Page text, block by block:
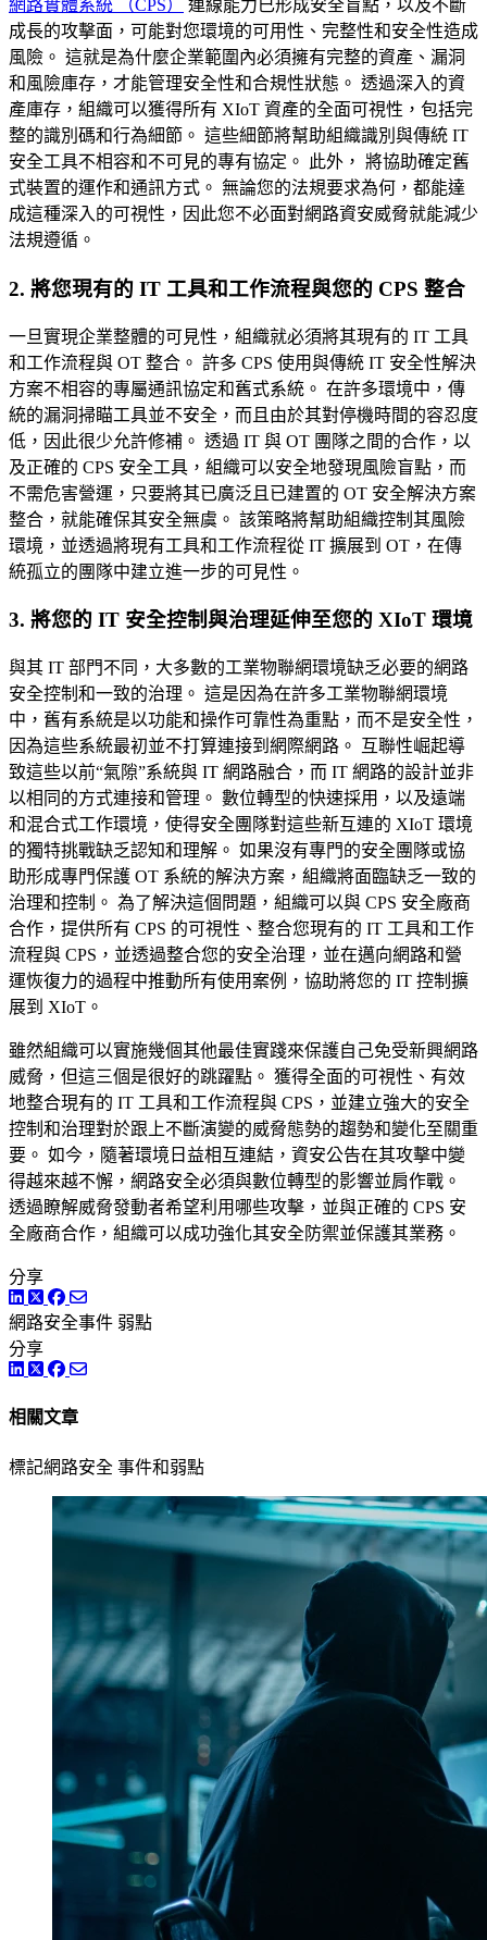
網路實體系統 （CPS）
連線能力已形成安全盲點，以及不斷
成長的攻擊面，可能對您環境的可用性、完整性和安全性造成
風險。 這就是為什麼企業範圍內必須擁有完整的資產、漏洞
和風險庫存，才能管理安全性和合規性狀態。 透過深入的資
產庫存，組織可以獲得所有 XIoT 資產的全面可視性，包括完
整的識別碼和行為細節。 這些細節將幫助組織識別與傳統 IT
安全工具不相容和不可見的專有協定。 此外， 將協助確定舊
式裝置的運作和通訊方式。 無論您的法規要求為何，都能達
成這種深入的可視性，因此您不必面對網路資安威脅就能減少
法規遵循。
2. 將您現有的 IT 工具和工作流程與您的 CPS 整合
一旦實現企業整體的可見性，組織就必須將其現有的 IT 工具
和工作流程與 OT 整合。 許多 CPS 使用與傳統 IT 安全性解決
方案不相容的專屬通訊協定和舊式系統。 在許多環境中，傳
統的漏洞掃瞄工具並不安全，而且由於其對停機時間的容忍度
低，因此很少允許修補。 透過 IT 與 OT 團隊之間的合作，以
及正確的 CPS 安全工具，組織可以安全地發現風險盲點，而
不需危害營運，只要將其已廣泛且已建置的 OT 安全解決方案
整合，就能確保其安全無虞。 該策略將幫助組織控制其風險
環境，並透過將現有工具和工作流程從 IT 擴展到 OT，在傳
統孤立的團隊中建立進一步的可見性。
3. 將您的 IT 安全控制與治理延伸至您的 XIoT 環境
與其 IT 部門不同，大多數的工業物聯網環境缺乏必要的網路
安全控制和一致的治理。 這是因為在許多工業物聯網環境
中，舊有系統是以功能和操作可靠性為重點，而不是安全性，
因為這些系統最初並不打算連接到網際網路。 互聯性崛起導
致這些以前“氣隙”系統與 IT 網路融合，而 IT 網路的設計並非
以相同的方式連接和管理。 數位轉型的快速採用，以及遠端
和混合式工作環境，使得安全團隊對這些新互連的 XIoT 環境
的獨特挑戰缺乏認知和理解。 如果沒有專門的安全團隊或協
助形成專門保護 OT 系統的解決方案，組織將面臨缺乏一致的
治理和控制。 為了解決這個問題，組織可以與 CPS 安全廠商
合作，提供所有 CPS 的可視性、整合您現有的 IT 工具和工作
流程與 CPS，並透過整合您的安全治理，並在邁向網路和營
運恢復力的過程中推動所有使用案例，協助將您的 IT 控制擴
展到 XIoT。
雖然組織可以實施幾個其他最佳實踐來保護自己免受新興網路
威脅，但這三個是很好的跳躍點。 獲得全面的可視性、有效
地整合現有的 IT 工具和工作流程與 CPS，並建立強大的安全
控制和治理對於跟上不斷演變的威脅態勢的趨勢和變化至關重
要。 如今，隨著環境日益相互連結，資安公告在其攻擊中變
得越來越不懈，網路安全必須與數位轉型的影響並肩作戰。
透過瞭解威脅發動者希望利用哪些攻擊，並與正確的 CPS 安
全廠商合作，組織可以成功強化其安全防禦並保護其業務。
分享
LinkedIn
TwitterFacebook
網路安全事件 弱點
分享
LinkedIn
TwitterFacebook
相關文章
標記網路安全 事件和弱點